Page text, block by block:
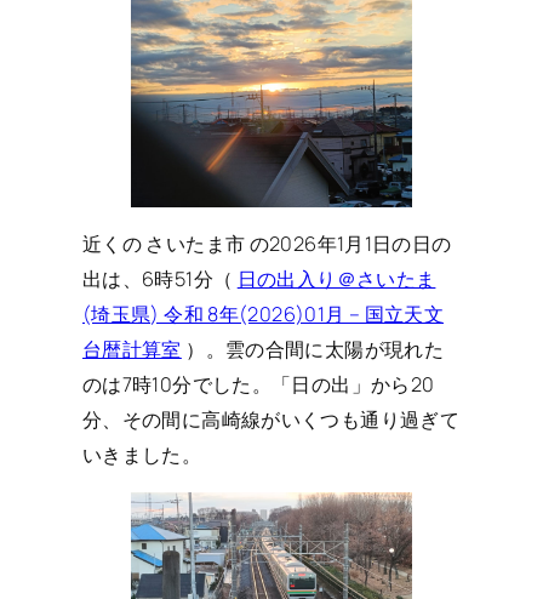
近くの さいたま市 の2026年1月1日の日の
出は、6時51分（ 日の出入り＠さいたま
(埼玉県) 令和 8年(2026)01月 – 国立天文
台暦計算室 ）。雲の合間に太陽が現れた
のは7時10分でした。「日の出」から20
分、その間に高崎線がいくつも通り過ぎて
いきました。